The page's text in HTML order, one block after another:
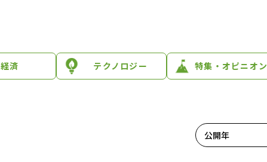
経済 テクノロジー 特集・オピニオン
公開年